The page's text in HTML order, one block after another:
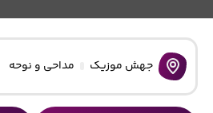
جهش موزیک مداحی و نوحه